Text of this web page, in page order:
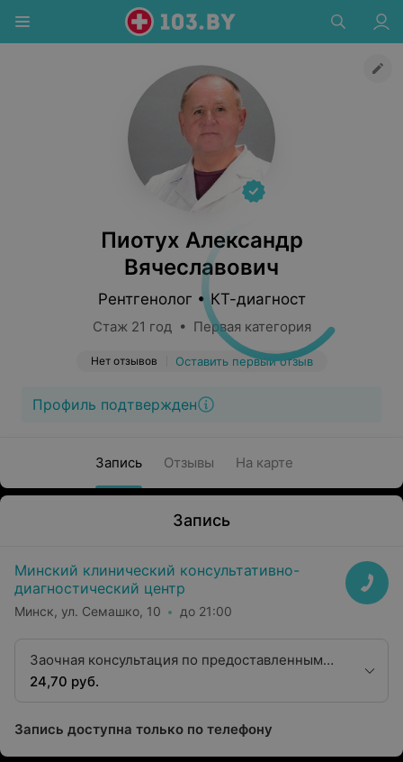
Пиотух Александр
Вячеславович
Рентгенолог • КТ-диагност
Стаж 21 год • Первая категория
Нет отзывов Оставить первый отзыв
Профиль подтвержден
Запись Отзывы На карте
Запись
Минский клинический консультативно-
диагностический центр
Минск, ул. Семашко, 10 до 21:00
Заочная консультация по предоставленным
рентгенограммам с оформлением протокола
24,70 руб.
Запись доступна только по телефону